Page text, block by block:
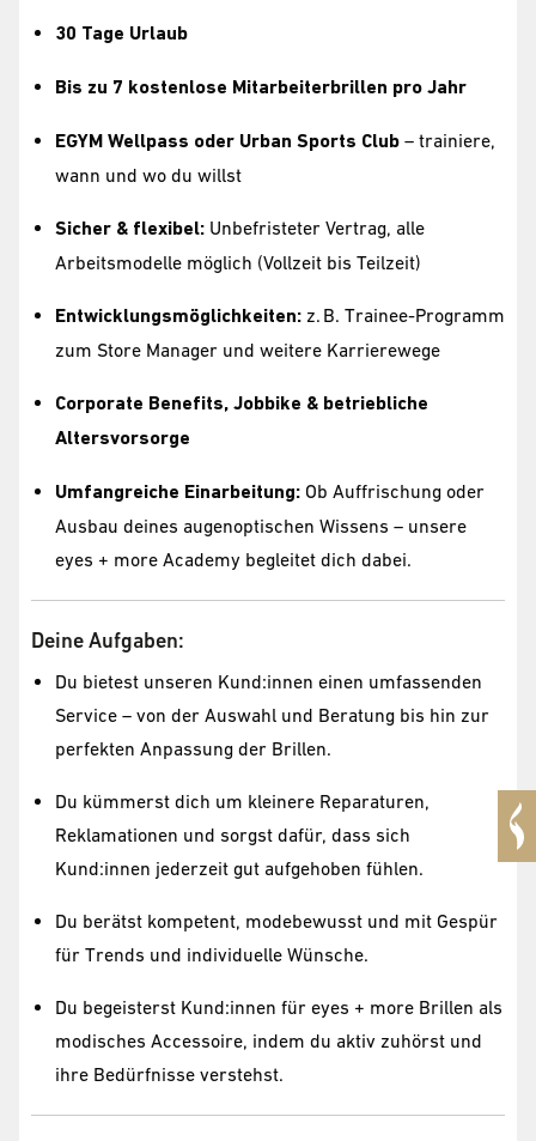
30 Tage Urlaub
Bis zu 7 kostenlose Mitarbeiterbrillen pro Jahr
EGYM Wellpass oder Urban Sports Club – trainiere,
wann und wo du willst
Sicher & flexibel: Unbefristeter Vertrag, alle
Arbeitsmodelle möglich (Vollzeit bis Teilzeit)
Entwicklungsmöglichkeiten: z. B. Trainee-Programm
zum Store Manager und weitere Karrierewege
Corporate Benefits, Jobbike & betriebliche
Altersvorsorge
Umfangreiche Einarbeitung: Ob Auffrischung oder
Ausbau deines augenoptischen Wissens – unsere
eyes + more Academy begleitet dich dabei.
Deine Aufgaben:
Du bietest unseren Kund:innen einen umfassenden
Service – von der Auswahl und Beratung bis hin zur
perfekten Anpassung der Brillen.
Du kümmerst dich um kleinere Reparaturen,
Reklamationen und sorgst dafür, dass sich
Kund:innen jederzeit gut aufgehoben fühlen.
Du berätst kompetent, modebewusst und mit Gespür
für Trends und individuelle Wünsche.
Du begeisterst Kund:innen für eyes + more Brillen als
modisches Accessoire, indem du aktiv zuhörst und
ihre Bedürfnisse verstehst.